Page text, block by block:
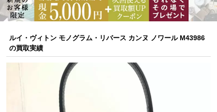
宅配買取を申し込む
無料の宅配キットをお届けします
今すぐ電話査定
受付時間 10:00～19:00
小田急新宿店 LAB東京 名古屋大須店
なんば店
中野ブロードウェイ
ルイ・ヴィトン モノグラム・リバース カンヌ ノワール M43986
の買取実績